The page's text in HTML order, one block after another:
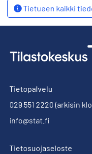
Tietueen kaikki
Tietopalvelu
029 551 2220 (arkisin
info@stat.fi
Tietosuojaseloste